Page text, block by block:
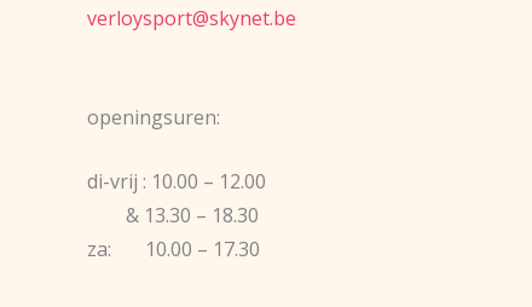
verloysport@skynet.be
openingsuren:
di-vrij : 10.00 – 12.00
& 13.30 – 18.30
za: 10.00 – 17.30